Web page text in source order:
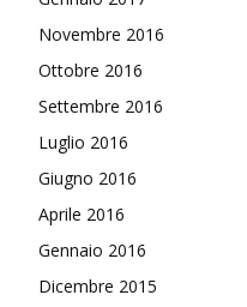
Novembre 2016
Ottobre 2016
Settembre 2016
Luglio 2016
Giugno 2016
Aprile 2016
Gennaio 2016
Dicembre 2015